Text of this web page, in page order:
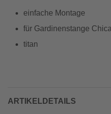
einfache Montage
für Gardinenstange
titan
ARTIKELDETAILS